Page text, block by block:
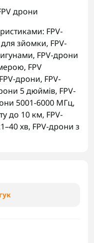
дрони
FPV-
зйомки, FPV-
, FPV-дрони
, FPV
дрони, FPV-
5 дюймів, FPV-
5001-6000 МГц,
до 10 км, FPV-
хв, FPV-дрони з